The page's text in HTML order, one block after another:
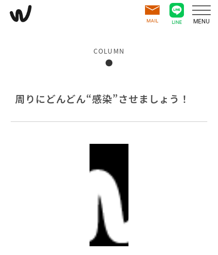
MAIL LINE MENU
周りにどんどん“感染”させましょう！
COLUMN